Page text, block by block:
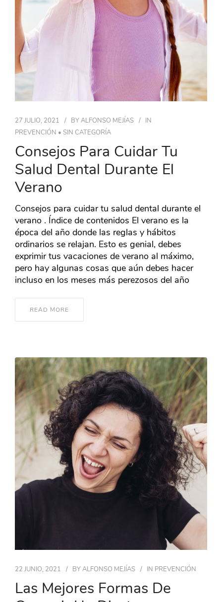
27 JULIO, 2021 BYALFONSO MEJÍAS
IN
PREVENCIÓN • SIN CATEGORÍA
Consejos Para Cuidar Tu
Salud Dental Durante El
Verano
Consejos para cuidar tu salud dental durante el
verano . Índice de contenidos El verano es la
época del año donde las reglas y hábitos
ordinarios se relajan. Esto es genial, debes
exprimir tus vacaciones de verano al máximo,
pero hay algunas cosas que aún debes hacer
incluso en los meses más perezosos del año
READ MORE
22 JUNIO, 2021 BYALFONSO MEJÍAS IN PREVENCIÓN
Las Mejores Formas De